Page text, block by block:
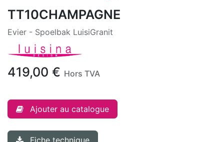
TT10CHAMPAGNE
Evier - Spoelbak LuisiGranit
419,00 € Hors TVA
Ajouter au catalogue